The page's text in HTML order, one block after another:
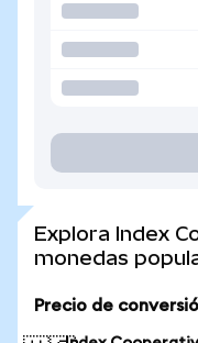
Explora Index
monedas
Precio de